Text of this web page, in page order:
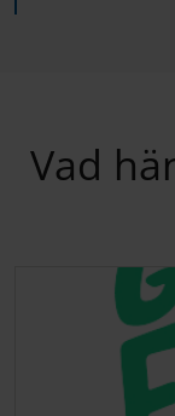
Vad